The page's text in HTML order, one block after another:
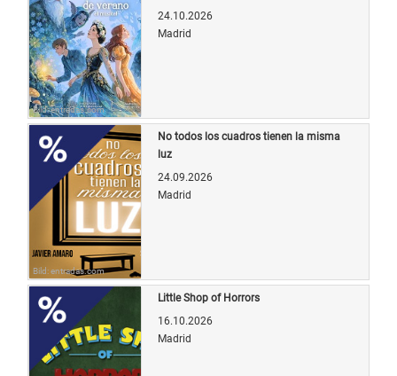
Bild: entradas.com
24.10.2026
Madrid
Bild: entradas.com
No todos los cuadros tienen la misma
luz
24.09.2026
Madrid
Little Shop of Horrors
16.10.2026
Madrid